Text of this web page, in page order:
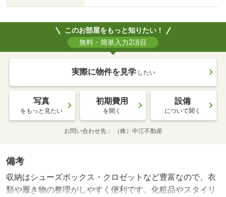
このお部屋をもっと知りたい！
無料・簡単入力2項目
実際に物件を見学 したい
写真
をもっと見たい
初期費用
を聞く
設備
について聞く
お問い合わせ先 （株）中江不動産
備考
収納はシューズボックス・クロゼットなど豊富なので、衣
類や履き物の整理がしやすく便利です。化粧品やスタイリ